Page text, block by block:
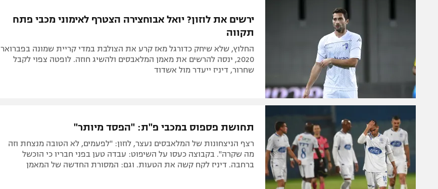
ירשים את לוזון? יואל אבוחצירה הצטרף לאימוני מכבי פתח
תקווה
החלוץ, שלא שיחק כדורגל מאז קרע את הצולבת במדי קריית שמונה בפברואר
2020, ינסה להרשים את מאמן המלאבסים ולהשיג חוזה. לופטה צפוי לקבל
שחרור, דיניז ייעדר מול אשדוד
תחושת פספוס במכבי פ"ת: "הפסד מיותר"
רצף הניצחונות של המלאבסים נעצר, לוזון: "לפעמים, לא הטובה מנצחת וזה
מה שקרה". בקבוצה כעסו על השיפוט: עבדה טען בפני חבריו כי הוכשל
ברחבה. דיניז לקח קשה את הטעות. וגם: המסורת החדשה של המאמן